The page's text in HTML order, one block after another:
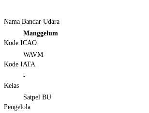
Nama Bandar Udara
Manggelum
Kode ICAO
WAVM
Kode IATA
-
Kelas
Satpel BU
Pengelola